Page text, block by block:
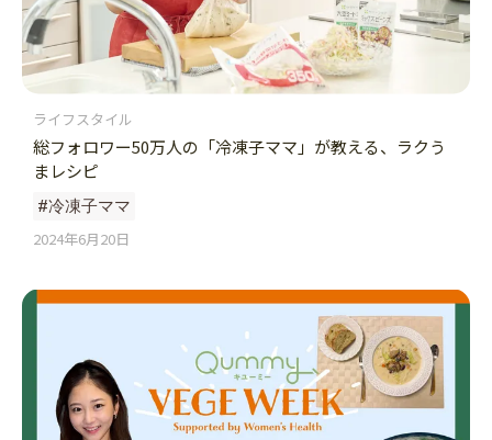
ライフスタイル
総フォロワー50万人の「冷凍子ママ」が教える、ラクう
まレシピ
#冷凍子ママ
2024年6月20日